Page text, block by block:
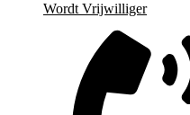
Wordt Vrijwilliger